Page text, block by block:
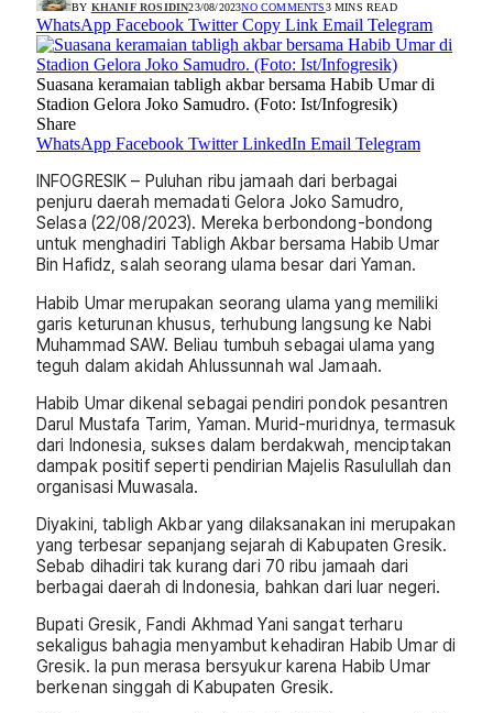
BY KHANIF ROSIDIN23/08/2023NO COMMENTS3 MINS READ
WhatsApp Facebook Twitter Copy Link Email Telegram
Suasana keramaian tabligh akbar bersama Habib Umar di
Stadion Gelora Joko Samudro. (Foto: Ist/Infogresik)
Share
WhatsApp Facebook Twitter LinkedIn Email Telegram
INFOGRESIK – Puluhan ribu jamaah dari berbagai
penjuru daerah memadati Gelora Joko Samudro,
Selasa (22/08/2023). Mereka berbondong-bondong
untuk menghadiri Tabligh Akbar bersama Habib Umar
Bin Hafidz, salah seorang ulama besar dari Yaman.
Habib Umar merupakan seorang ulama yang memiliki
garis keturunan khusus, terhubung langsung ke Nabi
Muhammad SAW. Beliau tumbuh sebagai ulama yang
teguh dalam akidah Ahlussunnah wal Jamaah.
Habib Umar dikenal sebagai pendiri pondok pesantren
Darul Mustafa Tarim, Yaman. Murid-muridnya, termasuk
dari Indonesia, sukses dalam berdakwah, menciptakan
dampak positif seperti pendirian Majelis Rasulullah dan
organisasi Muwasala.
Diyakini, tabligh Akbar yang dilaksanakan ini merupakan
yang terbesar sepanjang sejarah di Kabupaten Gresik.
Sebab dihadiri tak kurang dari 70 ribu jamaah dari
berbagai daerah di Indonesia, bahkan dari luar negeri.
Bupati Gresik, Fandi Akhmad Yani sangat terharu
sekaligus bahagia menyambut kehadiran Habib Umar di
Gresik. Ia pun merasa bersyukur karena Habib Umar
berkenan singgah di Kabupaten Gresik.